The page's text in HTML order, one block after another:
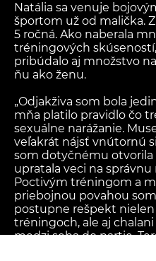
Natália sa venuje
športom už od malička.
5 ročná. Ako naberala
tréningových
pribúdalo aj množstvo
ňu ako ženu.
„Odjakživa som bola
mňa platilo pravidlo čo
sexuálne narážanie.
veľakrát nájsť vnútornú
som dotyčnému otvorila
upratala veci na správnu
Poctivým tréningom a
priebojnou povahou som
postupne rešpekt nielen
tréningoch, ale aj
medzi seba do partie.